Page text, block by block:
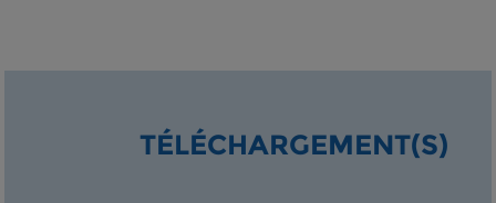
TÉLÉCHARGEMENT(S)